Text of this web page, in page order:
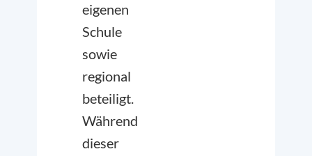
eigenen
Schule
sowie
regional
beteiligt.
Während
dieser